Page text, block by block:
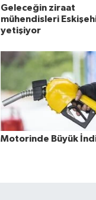
Geleceğin ziraat
mühendisleri
yetişiyor
Motorinde Büyük